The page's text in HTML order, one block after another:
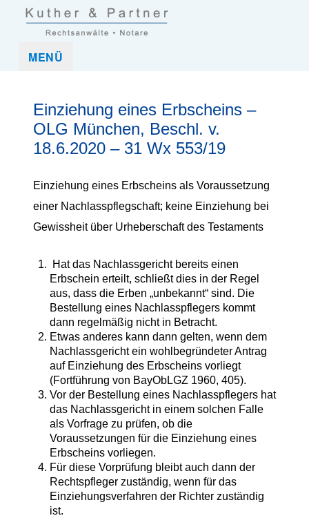
Kuther und Partner Rechtsanwaltskanzlei und Notar in Frankfurt
Kuther & Partner ist eine Anwaltskanzlei, die mittelständische
MENÜ
Einziehung eines Erbscheins –
OLG München, Beschl. v.
18.6.2020 – 31 Wx 553/19
Einziehung eines Erbscheins als Voraussetzung
einer Nachlasspflegschaft; keine Einziehung bei
Gewissheit über Urheberschaft des Testaments
Hat das Nachlassgericht bereits einen
Erbschein erteilt, schließt dies in der Regel
aus, dass die Erben „unbekannt“ sind. Die
Bestellung eines Nachlasspflegers kommt
dann regelmäßig nicht in Betracht.
Etwas anderes kann dann gelten, wenn dem
Nachlassgericht ein wohlbegründeter Antrag
auf Einziehung des Erbscheins vorliegt
(Fortführung von BayObLGZ 1960, 405).
Vor der Bestellung eines Nachlasspflegers hat
das Nachlassgericht in einem solchen Falle
als Vorfrage zu prüfen, ob die
Voraussetzungen für die Einziehung eines
Erbscheins vorliegen.
Für diese Vorprüfung bleibt auch dann der
Rechtspfleger zuständig, wenn für das
Einziehungsverfahren der Richter zuständig
ist.